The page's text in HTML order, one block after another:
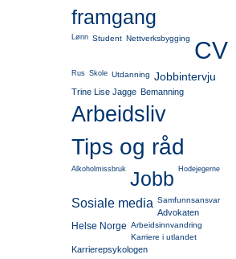
framgang
Lønn Student Nettverksbygging CV
Rus Skole Utdanning Jobbintervju
Trine Lise Jagge Bemanning
Arbeidsliv
Tips og råd
Alkoholmissbruk Jobb Hodejegerne
Sosiale media Samfunnsansvar
Advokaten
Helse Norge Arbeidsinnvandring
Karriere i utlandet
Karrierepsykologen